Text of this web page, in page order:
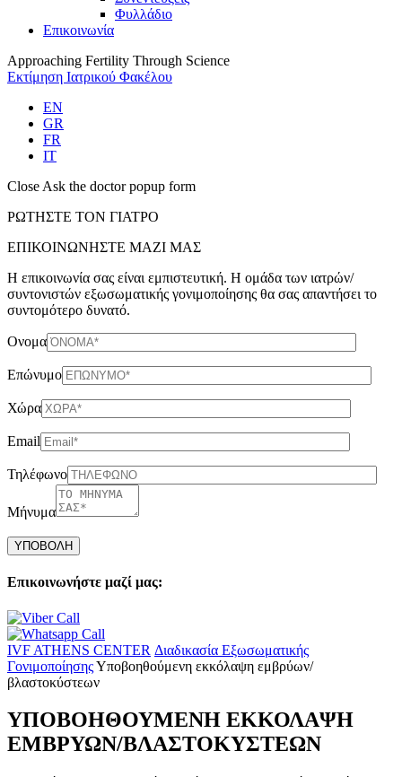
Φυλλάδιο
Επικοινωνία
Approaching Fertility Through Science
Εκτίμηση Ιατρικού Φακέλου
EN
GR
FR
IT
Close Ask the doctor popup form
ΡΩΤΗΣΤΕ ΤΟΝ ΓΙΑΤΡΟ
ΕΠΙΚΟΙΝΩΝΗΣΤΕ ΜΑΖΙ ΜΑΣ
Η επικοινωνία σας είναι εμπιστευτική. Η ομάδα των ιατρών/
συντονιστών εξωσωματικής γονιμοποίησης θα σας απαντήσει το
συντομότερο δυνατό.
Ονομα
Επώνυμο
Χώρα
Email
Τηλέφωνο
Μήνυμα
leave
field
Επικοινωνήστε μαζί μας:
IVF ATHENS CENTER Διαδικασία Εξωσωματικής
ΓονιμοποίησηςΥποβοηθούμενη εκκόλαψη εμβρύων/
βλαστοκύστεων
ΥΠΟΒΟΗΘΟΥΜΕΝΗ ΕΚΚΟΛΑΨΗ
ΕΜΒΡΥΩΝ/ΒΛΑΣΤΟΚΥΣΤΕΩΝ